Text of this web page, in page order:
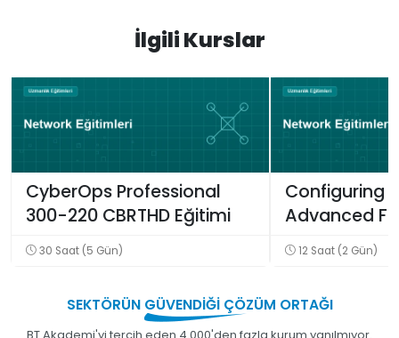
İlgili Kurslar
CyberOps Professional
300-220 CBRTHD Eğitimi
30 Saat (5 Gün)
Configuring
Advanced
Manager
12 Saat (2 Gün)
SEKTÖRÜN GÜVENDİĞİÇÖZÜM ORTAĞI